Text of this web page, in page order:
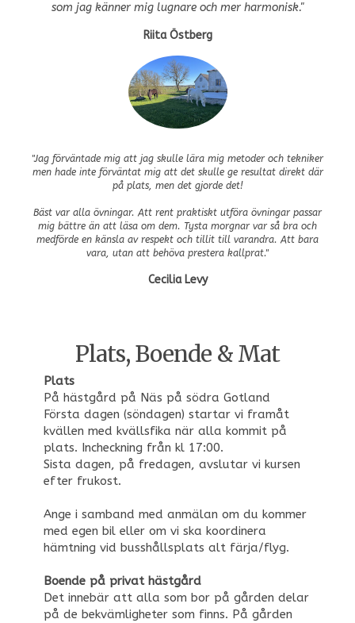
som jag känner mig lugnare och mer harmonisk."
Riita Östberg
"Jag förväntade mig att jag skulle lära mig metoder och tekniker
men hade inte förväntat mig att det skulle ge resultat direkt där
på plats, men det gjorde det!
Bäst var alla övningar. Att rent praktiskt utföra övningar passar
mig bättre än att läsa om dem. Tysta morgnar var så bra och
medförde en känsla av respekt och tillit till varandra. Att bara
vara, utan att behöva prestera kallprat."
Cecilia Levy
Plats, Boende & Mat
Plats
På hästgård på Näs på södra Gotland
Första dagen (söndagen) startar vi framåt
kvällen med kvällsfika när alla kommit på
plats. Incheckning från kl 17:00.
Sista dagen, på fredagen, avslutar vi kursen
efter frukost.
Ange i samband med anmälan om du kommer
med egen bil eller om vi ska koordinera
hämtning vid busshållsplats alt färja/flyg.
Boende på privat hästgård
Det innebär att alla som bor på gården delar
på de bekvämligheter som finns. På gården